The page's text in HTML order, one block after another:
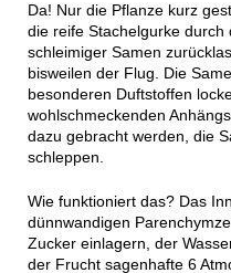
Da! Nur die Pflanze kurz
die reife Stachelgurke durch
schleimiger Samen
bisweilen der Flug. Die
besonderen Duftstoffen
wohlschmeckenden
dazu gebracht werden, die
schleppen.
Wie funktioniert das? Das
dünnwandigen
Zucker einlagern, der
der Frucht sagenhafte 6